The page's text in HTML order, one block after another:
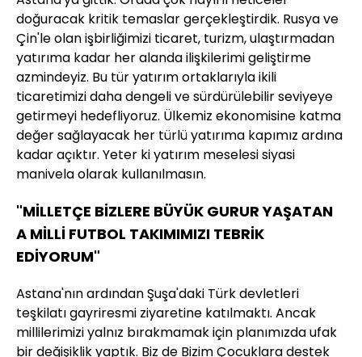
doğuracak kritik temaslar gerçekleştirdik. Rusya ve
Çin'le olan işbirliğimizi ticaret, turizm, ulaştırmadan
yatırıma kadar her alanda ilişkilerimi geliştirme
azmindeyiz. Bu tür yatırım ortaklarıyla ikili
ticaretimizi daha dengeli ve sürdürülebilir seviyeye
getirmeyi hedefliyoruz. Ülkemiz ekonomisine katma
değer sağlayacak her türlü yatırıma kapımız ardına
kadar açıktır. Yeter ki yatırım meselesi siyasi
manivela olarak kullanılmasın.
"MİLLETÇE BİZLERE BÜYÜK GURUR YAŞATAN
A MİLLİ FUTBOL TAKIMIMIZI TEBRİK
EDİYORUM"
Astana'nın ardından Şuşa'daki Türk devletleri
teşkilatı gayriresmi ziyaretine katılmaktı. Ancak
millilerimizi yalnız bırakmamak için planımızda ufak
bir değişiklik yaptık. Biz de Bizim Çocuklara destek